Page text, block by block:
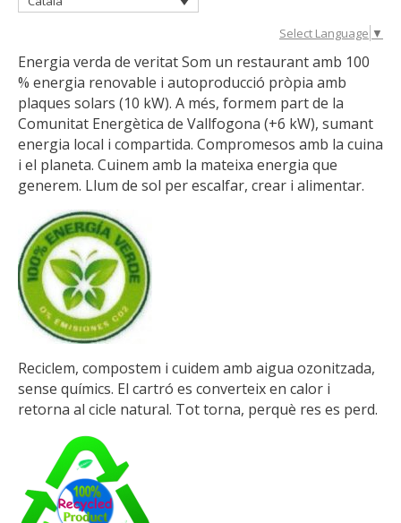
Select Language ▼
Energia verda de veritat Som un restaurant amb 100
% energia renovable i autoproducció pròpia amb
plaques solars (10 kW). A més, formem part de la
Comunitat Energètica de Vallfogona (+6 kW), sumant
energia local i compartida. Compromesos amb la cuina
i el planeta. Cuinem amb la mateixa energia que
generem. Llum de sol per escalfar, crear i alimentar.
Reciclem, compostem i cuidem amb aigua ozonitzada,
sense químics. El cartró es converteix en calor i
retorna al cicle natural. Tot torna, perquè res es perd.